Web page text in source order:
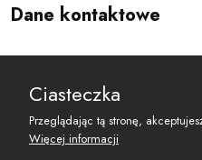
Dane kontaktowe
reset@resetobywatelski.pl
Ciasteczka
Przeglądając tą stronę,
Więcej informacji